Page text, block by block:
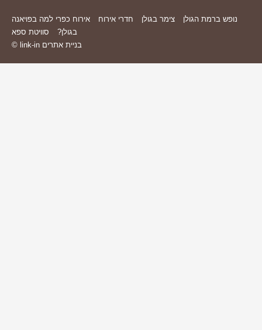
נופש ברמת הגולן צימר בגולן חדרי אירוח אירוח כפרי למה בפויאנה
בגולן?
סוויטת ספא
© link-in בניית אתרים